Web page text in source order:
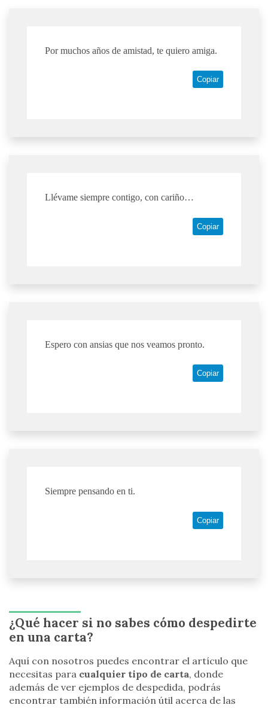
Por muchos años de amistad, te quiero amiga.
Copiar
Llévame siempre contigo, con cariño…
Copiar
Espero con ansias que nos veamos pronto.
Copiar
Siempre pensando en ti.
Copiar
¿Qué hacer si no sabes cómo despedirte
en una carta?
Aquí con nosotros puedes encontrar el artículo que
necesitas para cualquier tipo de carta, donde
además de ver ejemplos de despedida, podrás
encontrar también información útil acerca de las